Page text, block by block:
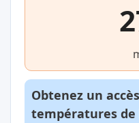
Obtenez un
températures de